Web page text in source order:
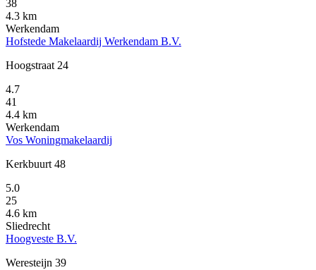
38
4.3 km
Werkendam
Hofstede Makelaardij Werkendam B.V.
Hoogstraat 24
4.7
41
4.4 km
Werkendam
Vos Woningmakelaardij
Kerkbuurt 48
5.0
25
4.6 km
Sliedrecht
Hoogveste B.V.
Weresteijn 39